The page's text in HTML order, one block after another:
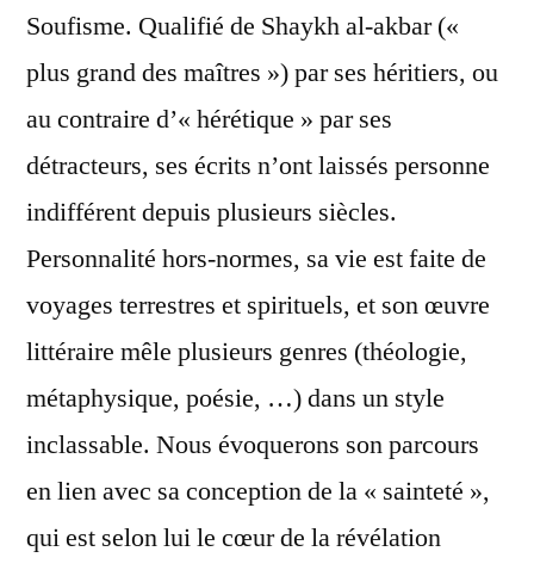
Soufisme. Qualifié de Shaykh al-akbar («
plus grand des maîtres ») par ses héritiers, ou
au contraire d’« hérétique » par ses
détracteurs, ses écrits n’ont laissés personne
indifférent depuis plusieurs siècles.
Personnalité hors-normes, sa vie est faite de
voyages terrestres et spirituels, et son œuvre
littéraire mêle plusieurs genres (théologie,
métaphysique, poésie, …) dans un style
inclassable. Nous évoquerons son parcours
en lien avec sa conception de la « sainteté »,
qui est selon lui le cœur de la révélation